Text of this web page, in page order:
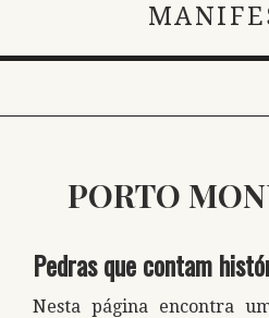
PORTO
Pedras que contam
Nesta página encontra